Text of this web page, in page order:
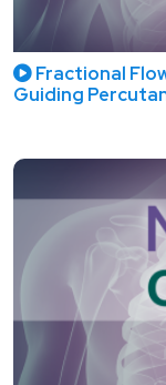
Fractional
Guiding